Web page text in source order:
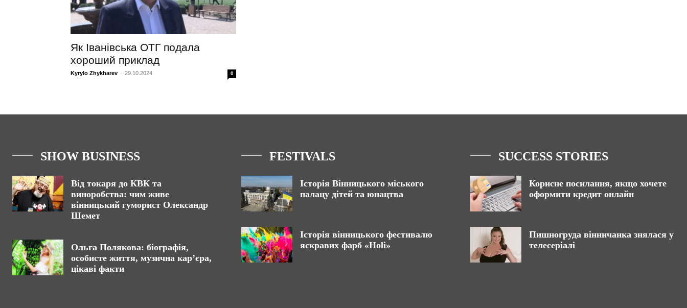
Як Іванівська ОТГ подала
хороший приклад
Kyrylo Zhykharev - 29.10.2024 0
SHOW BUSINESS
Від токаря до КВК та
виноробства: чим живе
вінницький гуморист Олександр
Шемет
Ольга Полякова: біографія,
особисте життя, музична кар’єра,
цікаві факти
FESTIVALS
Історія Вінницького міського
палацу дітей та юнацтва
Історія вінницького фестивалю
яскравих фарб «Holi»
SUCCESS STORIES
Корисне посилання, якщо хочете
оформити кредит онлайн
Пишногруда вінничанка знялася у
телесеріалі